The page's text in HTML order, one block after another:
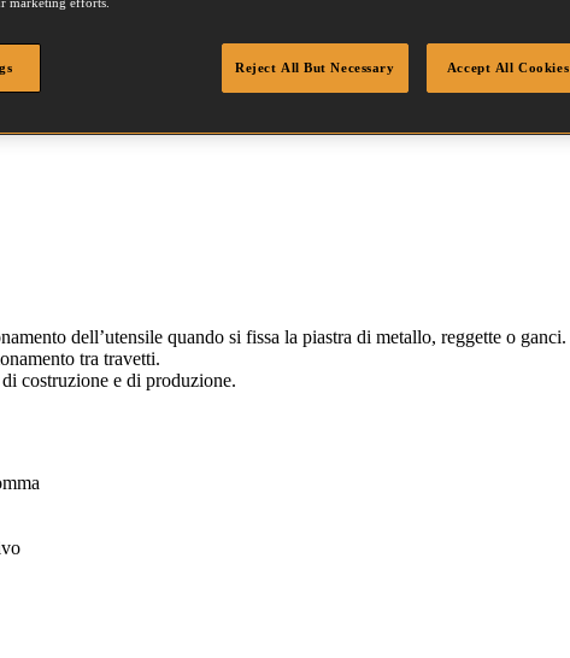
dell’utensile quando si fissa la piastra di metallo, reggette o ganci.
tra travetti.
costruzione e di produzione.
Reject All But Necessary Accept All Cookies